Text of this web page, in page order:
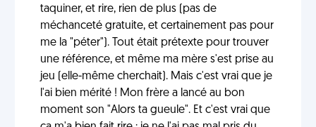
taquiner, et rire, rien de plus (pas de
méchanceté gratuite, et certainement pas pour
me la "péter"). Tout était prétexte pour trouver
une référence, et même ma mère s'est prise au
jeu (elle-même cherchait). Mais c'est vrai que je
l'ai bien mérité ! Mon frère a lancé au bon
moment son "Alors ta gueule". Et c'est vrai que